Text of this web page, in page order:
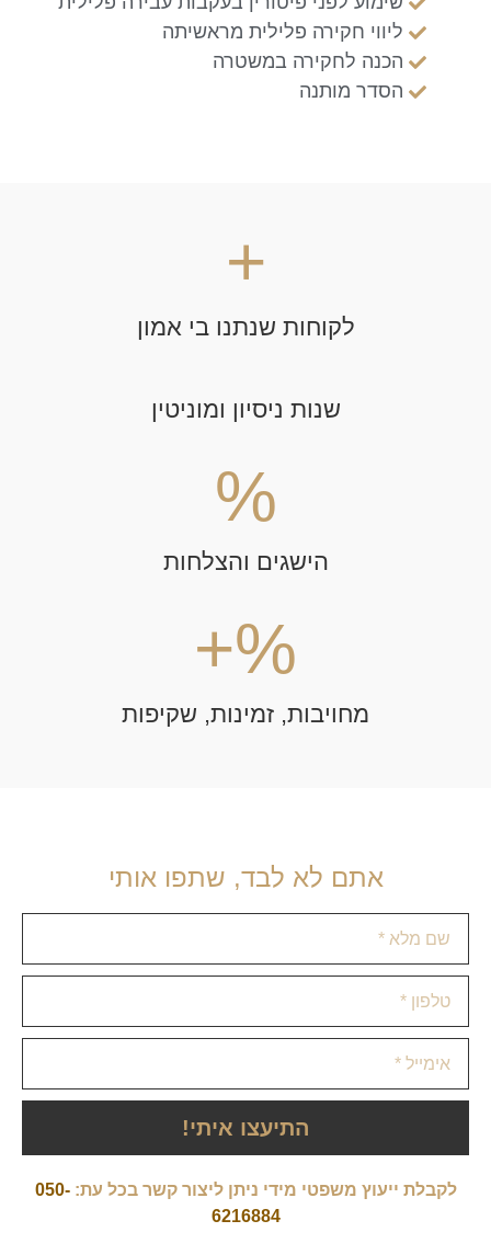
ליווי חקירה פלילית מראשיתה
הכנה לחקירה במשטרה
הסדר מותנה
לקוחות שנתנו בי אמון
+
שנות ניסיון ומוניטין
הישגים והצלחות
%
מחויבות, זמינות, שקיפות
%
+
אתם לא לבד, שתפו אותי
התיעצו איתי!
לקבלת ייעוץ משפטי מידי ניתן ליצור קשר בכל עת:050-
6216884